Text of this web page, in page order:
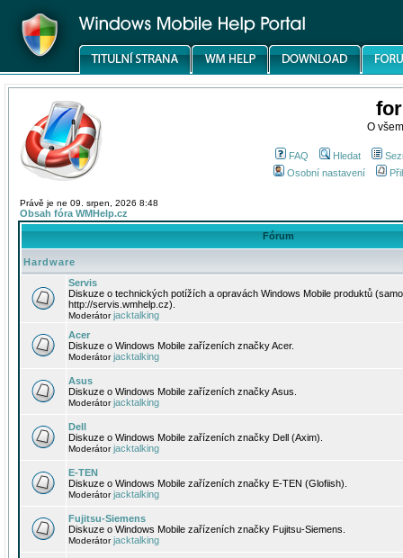
O
FAQ Hledat
Osobní nastavení
Právě je ne 09. srpen, 2026 8:48
Obsah fóra WMHelp.cz
Fórum
Hardware
Servis
Diskuze o technických potížích a opravách Windows Mobile produktů
http://servis.wmhelp.cz).
Moderátorjacktalking
Acer
Diskuze o Windows Mobile zařízeních značky Acer.
Moderátorjacktalking
Asus
Diskuze o Windows Mobile zařízeních značky Asus.
Moderátorjacktalking
Dell
Diskuze o Windows Mobile zařízeních značky Dell (Axim).
Moderátorjacktalking
E-TEN
Diskuze o Windows Mobile zařízeních značky E-TEN (Glofiish).
Moderátorjacktalking
Fujitsu-Siemens
Diskuze o Windows Mobile zařízeních značky Fujitsu-Siemens.
Moderátorjacktalking